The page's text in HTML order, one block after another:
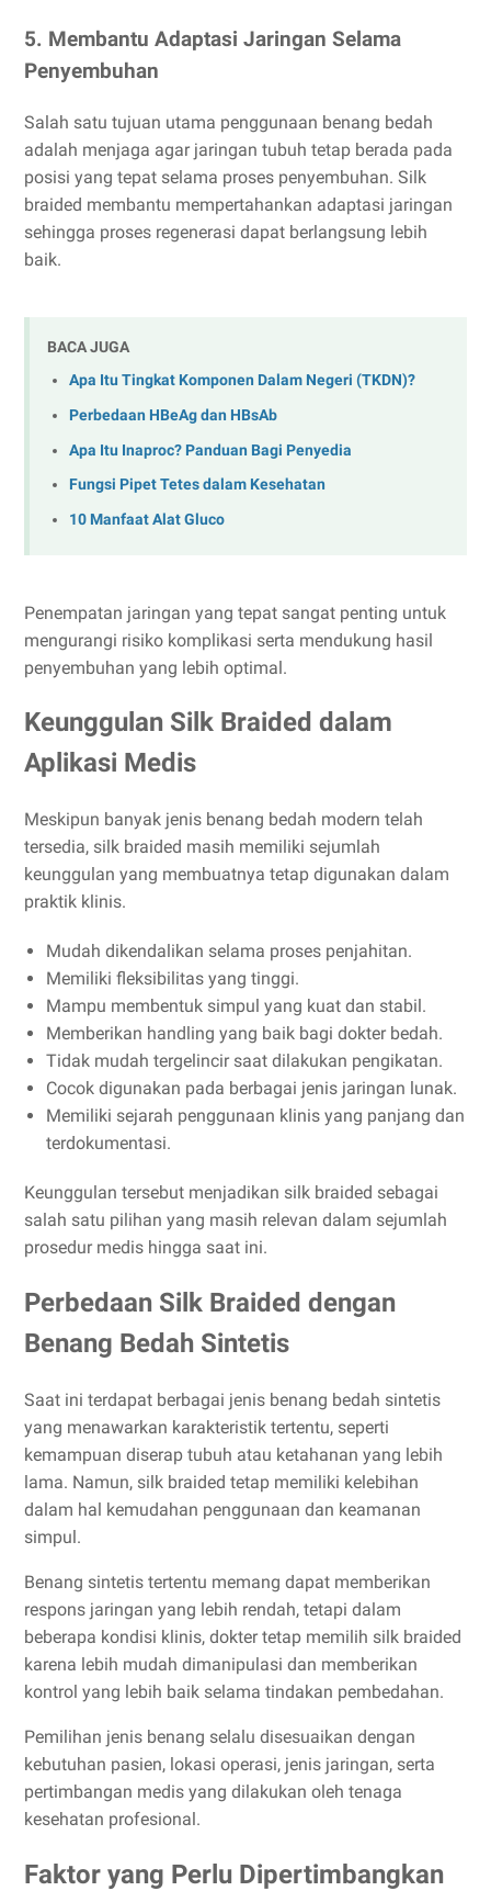
5. Membantu Adaptasi Jaringan Selama
Penyembuhan
Salah satu tujuan utama penggunaan benang bedah
adalah menjaga agar jaringan tubuh tetap berada pada
posisi yang tepat selama proses penyembuhan. Silk
braided membantu mempertahankan adaptasi jaringan
sehingga proses regenerasi dapat berlangsung lebih
baik.
BACA JUGA
Apa Itu Tingkat Komponen Dalam Negeri (TKDN)?
Perbedaan HBeAg dan HBsAb
Apa Itu Inaproc? Panduan Bagi Penyedia
Fungsi Pipet Tetes dalam Kesehatan
10 Manfaat Alat Gluco
Penempatan jaringan yang tepat sangat penting untuk
mengurangi risiko komplikasi serta mendukung hasil
penyembuhan yang lebih optimal.
Keunggulan Silk Braided dalam
Aplikasi Medis
Meskipun banyak jenis benang bedah modern telah
tersedia, silk braided masih memiliki sejumlah
keunggulan yang membuatnya tetap digunakan dalam
praktik klinis.
Mudah dikendalikan selama proses penjahitan.
Memiliki fleksibilitas yang tinggi.
Mampu membentuk simpul yang kuat dan stabil.
Memberikan handling yang baik bagi dokter bedah.
Tidak mudah tergelincir saat dilakukan pengikatan.
Cocok digunakan pada berbagai jenis jaringan lunak.
Memiliki sejarah penggunaan klinis yang panjang dan
terdokumentasi.
Keunggulan tersebut menjadikan silk braided sebagai
salah satu pilihan yang masih relevan dalam sejumlah
prosedur medis hingga saat ini.
Perbedaan Silk Braided dengan
Benang Bedah Sintetis
Saat ini terdapat berbagai jenis benang bedah sintetis
yang menawarkan karakteristik tertentu, seperti
kemampuan diserap tubuh atau ketahanan yang lebih
lama. Namun, silk braided tetap memiliki kelebihan
dalam hal kemudahan penggunaan dan keamanan
simpul.
Benang sintetis tertentu memang dapat memberikan
respons jaringan yang lebih rendah, tetapi dalam
beberapa kondisi klinis, dokter tetap memilih silk braided
karena lebih mudah dimanipulasi dan memberikan
kontrol yang lebih baik selama tindakan pembedahan.
Pemilihan jenis benang selalu disesuaikan dengan
kebutuhan pasien, lokasi operasi, jenis jaringan, serta
pertimbangan medis yang dilakukan oleh tenaga
kesehatan profesional.
Faktor yang Perlu Dipertimbangkan